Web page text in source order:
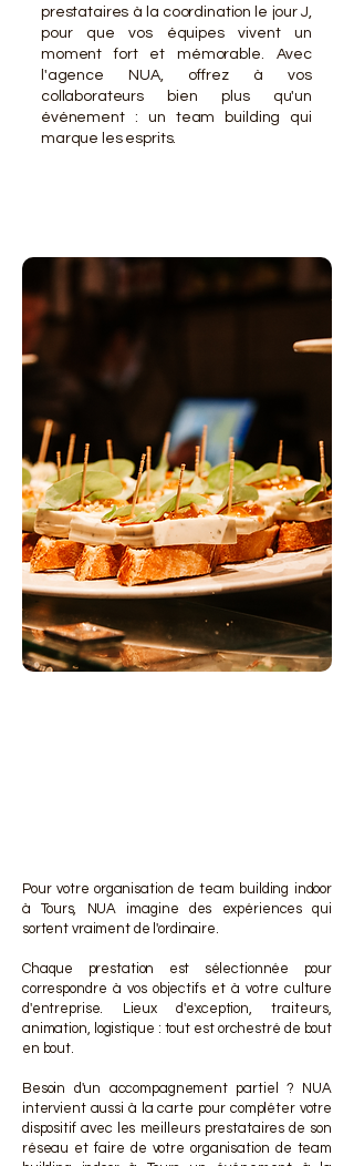
prestataires à la coordination le jour J,
pour que vos équipes vivent un
moment fort et mémorable. Avec
l'agence NUA, offrez à vos
collaborateurs bien plus qu'un
événement : un team building qui
marque les esprits.
Pour votre organisation de team building indoor
à Tours, NUA imagine des expériences qui
sortent vraiment de l'ordinaire.
Chaque prestation est sélectionnée pour
correspondre à vos objectifs et à votre culture
d'entreprise. Lieux d'exception, traiteurs,
animation, logistique : tout est orchestré de bout
en bout.
Besoin d'un accompagnement partiel ? NUA
intervient aussi à la carte pour compléter votre
dispositif avec les meilleurs prestataires de son
réseau et faire de votre organisation de team